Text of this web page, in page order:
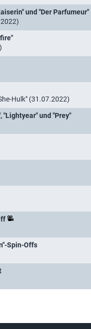
und "Der Parfumeur"
Hulk" (31.07.2022)
"Lightyear" und "Prey"
Spin-Offs